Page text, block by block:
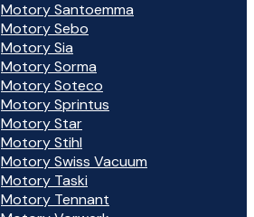
Motory Santoemma
Motory Sebo
Motory Sia
Motory Sorma
Motory Soteco
Motory Sprintus
Motory Star
Motory Stihl
Motory Swiss Vacuum
Motory Taski
Motory Tennant